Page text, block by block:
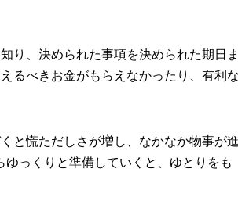
り、決められた事項を決められた期日ま
るべきお金がもらえなかったり、有利な
と慌ただしさが増し、なかなか物事が進
っくりと準備していくと、ゆとりをも